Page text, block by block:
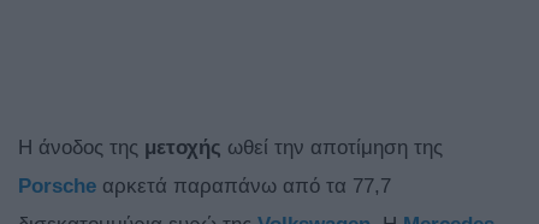
Η άνοδος της μετοχής ωθεί την αποτίμηση της
Porsche αρκετά παραπάνω από τα 77,7